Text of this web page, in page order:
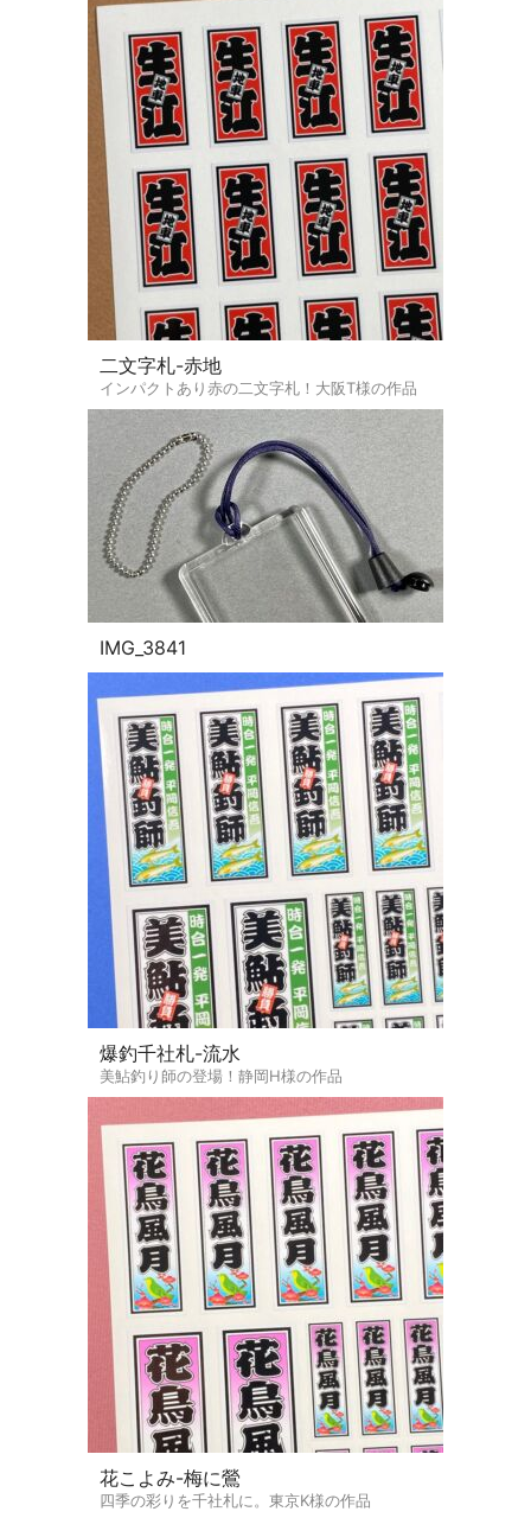
二文字札-赤地
インパクトあり赤の二文字札！大阪T様の作品
IMG_3841
爆釣千社札-流水
美鮎釣り師の登場！静岡H様の作品
花こよみ-梅に鶯
四季の彩りを千社札に。東京K様の作品